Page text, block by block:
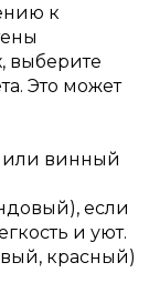
к
выберите
Это может
или винный
если
и уют.
красный)